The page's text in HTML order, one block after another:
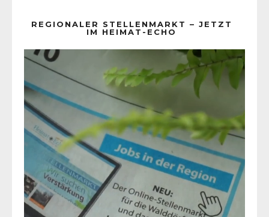
REGIONALER STELLENMARKT – JETZT
IM HEIMAT-ECHO
Player